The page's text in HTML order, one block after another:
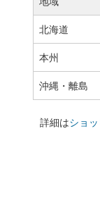
北海道
本州
沖縄・離島
詳細はショ